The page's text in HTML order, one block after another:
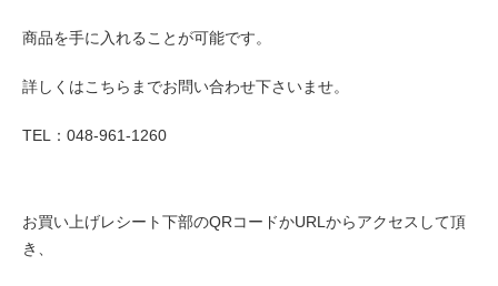
商品を手に入れることが可能です。
詳しくはこちらまでお問い合わせ下さいませ。
TEL：048-961-1260
お買い上げレシート下部のQRコードかURLからアクセスして頂
き、